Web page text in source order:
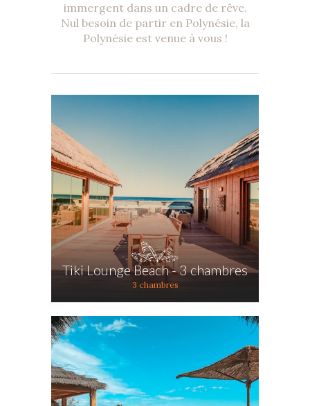
immergent dans un cadre de rêve.
Nul besoin de partir en Polynésie, la
Polynésie est venue à vous !
Tiki Lounge Beach - 3 chambres
3 chambres